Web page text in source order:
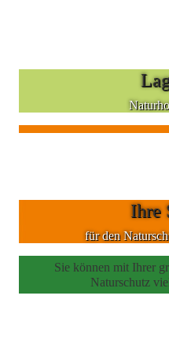
Ihre
für den
Sie können mit Ihrer
Naturschutz